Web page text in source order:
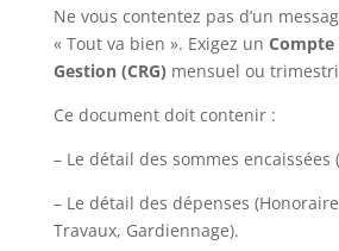
Ne vous contentez pas d’un
« Tout va bien ». Exigez un Compte
Gestion (CRG) mensuel ou
Ce document doit contenir :
– Le détail des sommes encaissées
– Le détail des dépenses
Travaux, Gardiennage).